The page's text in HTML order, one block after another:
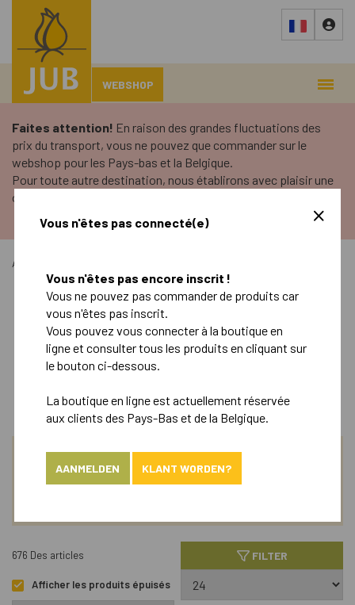
WEBSHOP
Faites attention! En raison des grandes fluctuations des
prix du transport, vous ne pouvez que commander sur le
webshop pour les Pays-bas et la Belgique.
Pour toute autre destination, nous établirons avec plaisir une
offre adaptée.
Accueil
Automne Printemps
Retail
676 Des articles FILTER
Afficher les produits épuisés
Vous n'êtes pas connecté(e)
Vous n'êtes pas encore inscrit !
Vous ne pouvez pas commander de produits car
vous n'êtes pas inscrit.
Vous pouvez vous connecter à la boutique en
ligne et consulter tous les produits en cliquant sur
le bouton ci-dessous.
La boutique en ligne est actuellement réservée
aux clients des Pays-Bas et de la Belgique.
AANMELDEN KLANT WORDEN?